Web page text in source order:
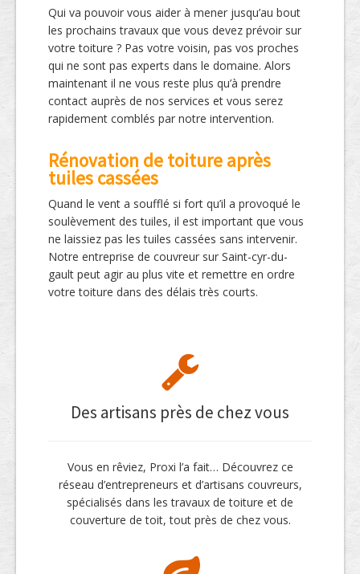
Qui va pouvoir vous aider à mener jusqu’au bout
les prochains travaux que vous devez prévoir sur
votre toiture ? Pas votre voisin, pas vos proches
qui ne sont pas experts dans le domaine. Alors
maintenant il ne vous reste plus qu’à prendre
contact auprès de nos services et vous serez
rapidement comblés par notre intervention.
Rénovation de toiture après
tuiles cassées
Quand le vent a soufflé si fort qu’il a provoqué le
soulèvement des tuiles, il est important que vous
ne laissiez pas les tuiles cassées sans intervenir.
Notre entreprise de couvreur sur Saint-cyr-du-
gault peut agir au plus vite et remettre en ordre
votre toiture dans des délais très courts.
Des artisans près de chez vous
Vous en rêviez, Proxi l’a fait… Découvrez ce
réseau d’entrepreneurs et d’artisans couvreurs,
spécialisés dans les travaux de toiture et de
couverture de toit, tout près de chez vous.